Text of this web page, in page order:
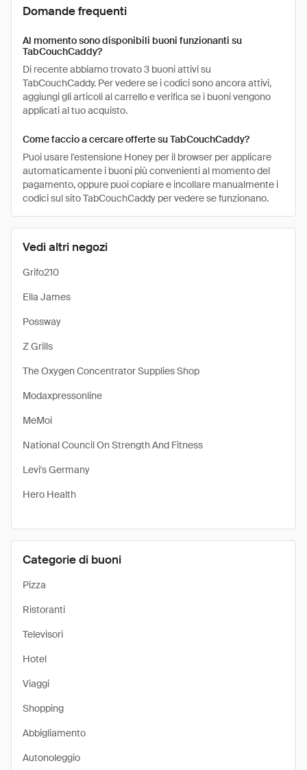
Vedi altri negozi
Grifo210
Ella James
Possway
Z Grills
The Oxygen Concentrator Supplies Shop
Modaxpressonline
MeMoi
National Council On Strength And Fitness
Levi's Germany
Hero Health
Categorie di buoni
Pizza
Ristoranti
Televisori
Hotel
Viaggi
Shopping
Abbigliamento
Autonoleggio
Domande frequenti
Al momento sono disponibili buoni funzionanti su
TabCouchCaddy?
Di recente abbiamo trovato 3 buoni attivi su
TabCouchCaddy. Per vedere se i codici sono ancora attivi,
aggiungi gli articoli al carrello e verifica se i buoni vengono
applicati al tuo acquisto.
Come faccio a cercare offerte su TabCouchCaddy?
Puoi usare l'estensione Honey per il browser per applicare
automaticamente i buoni più convenienti al momento del
pagamento, oppure puoi copiare e incollare manualmente i
codici sul sito TabCouchCaddy per vedere se funzionano.